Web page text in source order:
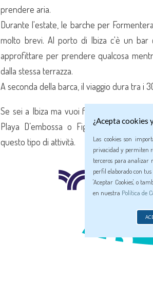
prendere aria.
Durante l'estate, le barche per
molto brevi. Al porto di Ibiza c'è un bar
approfittare per prendere qualcosa
dalla stessa terrazza.
A seconda della barca, il viaggio dura tra i
Se sei a Ibiza ma vuoi fare un'escursione
Playa D’embossa o Figueretas,
questo tipo di attività.
¿Acepta cookies
Las cookies son
privacidad y permiten
terceros para analizar
perfil elaborado con
'Aceptar Cookies', o
en nuestra Política de